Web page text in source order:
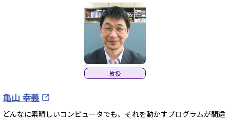
教授
亀山 幸義
どんなに素晴しいコンピュータでも、それを動かすプログラムが間違